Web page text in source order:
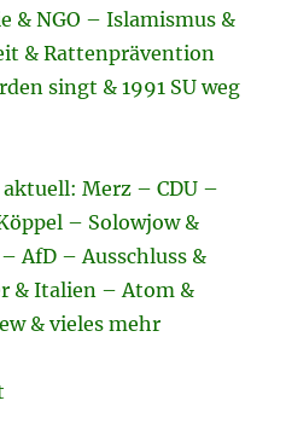
& NGO – Islamismus &
& Rattenprävention
singt & 1991 SU weg
aktuell: Merz – CDU –
– Solowjow &
AfD – Ausschluss &
& Italien – Atom &
& vieles mehr